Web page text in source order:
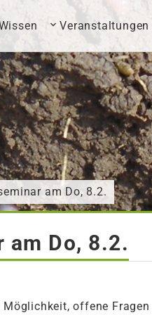
Veranstaltungen
am Do, 8.2.
am Do, 8.2.
offene Fragen